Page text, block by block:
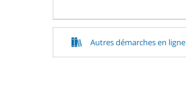
Autres démarches en ligne